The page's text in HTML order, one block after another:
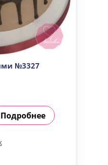
№3327
Подробнее